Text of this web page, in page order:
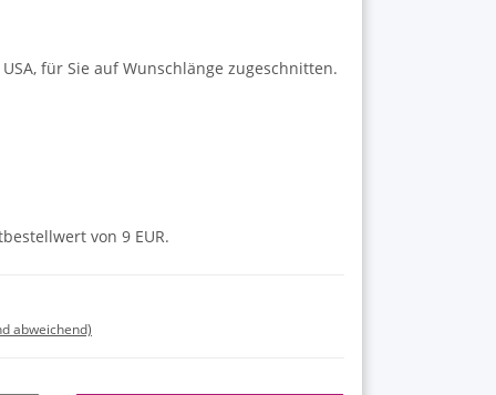
für Sie auf Wunschlänge zugeschnitten.
von 9 EUR.
abweichend)